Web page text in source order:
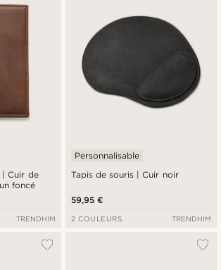
Cuir de
foncé
TRENDHIM
Tapis de souris | Cuir noir
Personnalisable
59,95 €
2 COULEURS TRENDHIM